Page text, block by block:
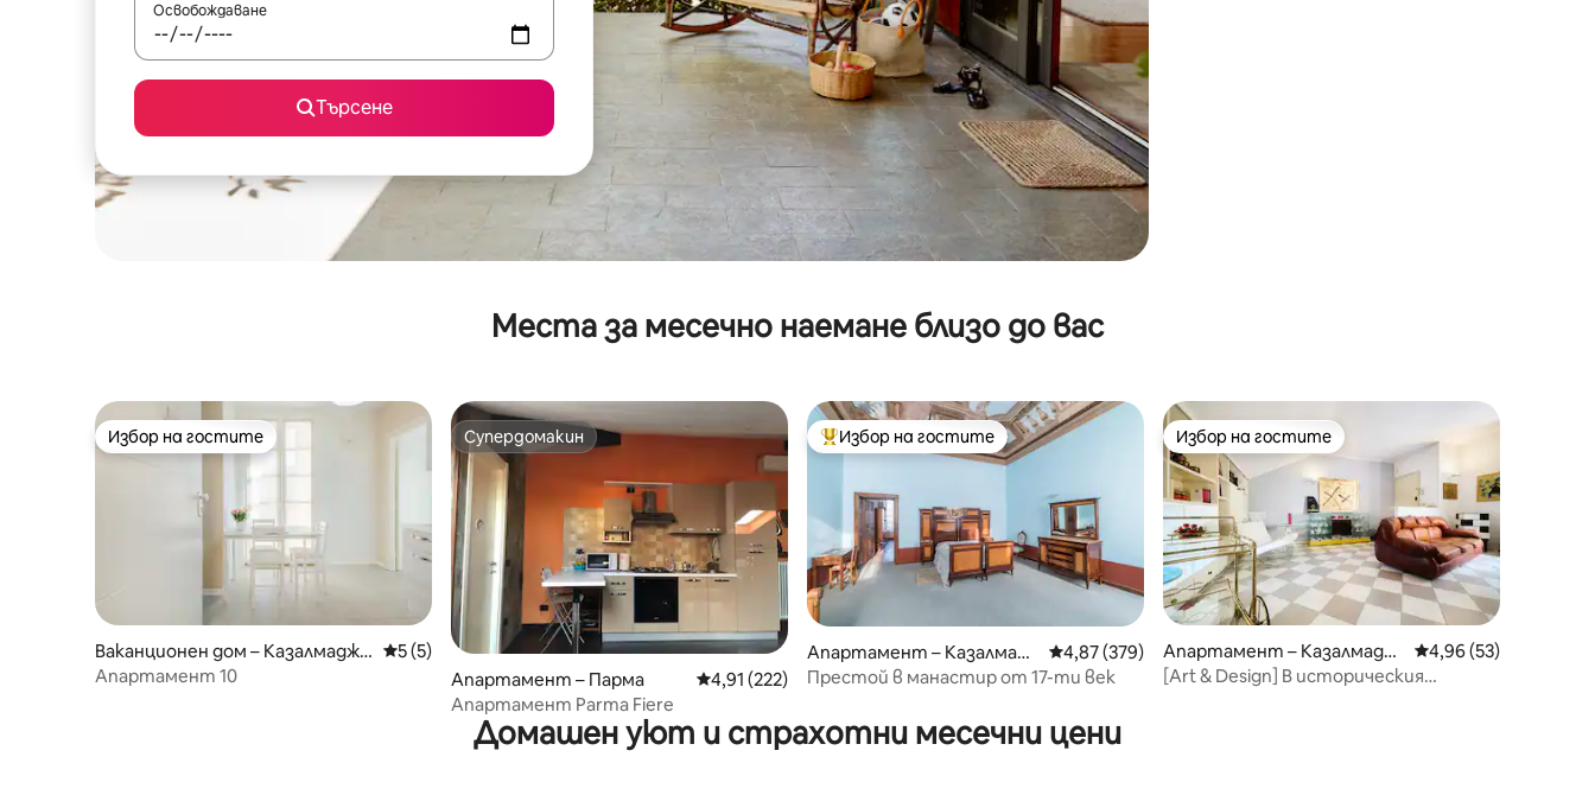
Освобождаване
Търсене
Места за месечно наемане близо до вас
Избор на гостите
Избор на гостите
Ваканционен дом – Казалмаджо
ре
Средна оценка: 5 от 5, 5 отзива
5 (5)
Апартамент 10
Супердомакин
Супердомакин
Апартамент – Парма Средна оценка: 4,91 от 5, 222 отзива
4,91 (222)
Апартамент Parma Fiere
Най-популярен избор на гостите
Избор на гостите
Апартамент – Казалмад
жоре
Средна оценка: 4,87 от 5, 379 отзива
4,87 (379)
Престой в манастир от 17-ти век
Избор на гостите
Избор на гостите
Апартамент – Казалмадж
оре
Средна оценка:
4,96 (53)
[Art & Design] В историческия
Домашен уют и страхотни месечни цени